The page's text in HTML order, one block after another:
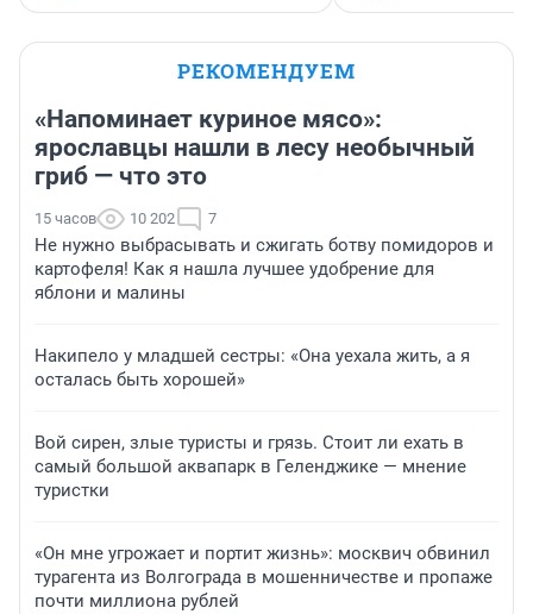
РЕКОМЕНДУЕМ
«Напоминает куриное мясо»:
ярославцы нашли в лесу необычный
гриб — что это
15 часов 10 202 7
Не нужно выбрасывать и сжигать ботву помидоров и
картофеля! Как я нашла лучшее удобрение для
яблони и малины
Накипело у младшей сестры: «Она уехала жить, а я
осталась быть хорошей»
Вой сирен, злые туристы и грязь. Стоит ли ехать в
самый большой аквапарк в Геленджике — мнение
туристки
«Он мне угрожает и портит жизнь»: москвич обвинил
турагента из Волгограда в мошенничестве и пропаже
почти миллиона рублей